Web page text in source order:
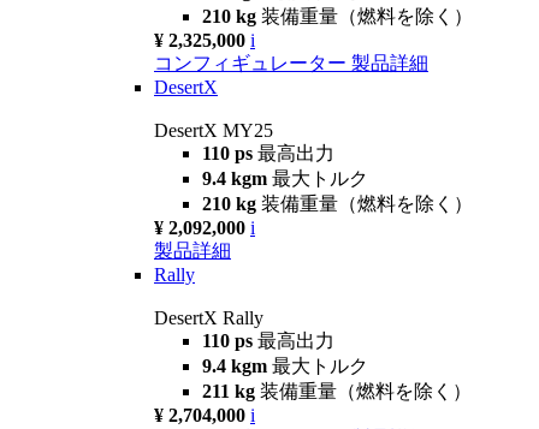
210 kg 装備重量（燃料を除く）
¥ 2,325,000 i
コンフィギュレーター 製品詳細
DesertX
DesertX MY25
110 ps 最高出力
9.4 kgm 最大トルク
210 kg 装備重量（燃料を除く）
¥ 2,092,000 i
製品詳細
Rally
DesertX Rally
110 ps 最高出力
9.4 kgm 最大トルク
211 kg 装備重量（燃料を除く）
¥ 2,704,000 i